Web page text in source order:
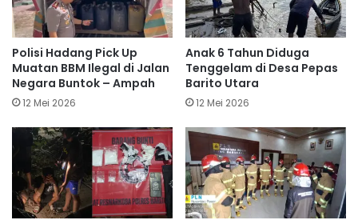
Polisi Hadang Pick Up
Muatan BBM Ilegal di Jalan
Negara Buntok – Ampah
12 Mei 2026
Anak 6 Tahun Diduga
Tenggelam di Desa Pepas
Barito Utara
12 Mei 2026